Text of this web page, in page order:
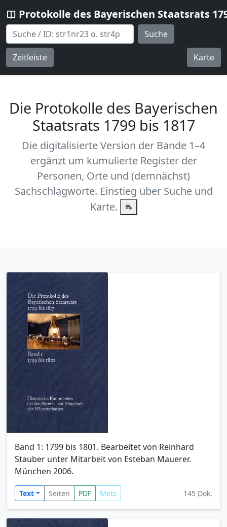
Protokolle des Bayerischen Staatsrats
Suche
Zeitleiste Karte
Die Protokolle des Bayerischen
Staatsrats 1799 bis 1817
Die digitalisierte Version der Bände 1–4
ergänzt um kumulierte Register der
Personen, Orte und (demnächst)
Sachschlagworte. Einstieg über Suche und
Karte.
Band 1: 1799 bis 1801. Bearbeitet von Reinhard
Stauber unter Mitarbeit von Esteban Mauerer.
München 2006.
Text Seiten PDF Mets 145 Dok.